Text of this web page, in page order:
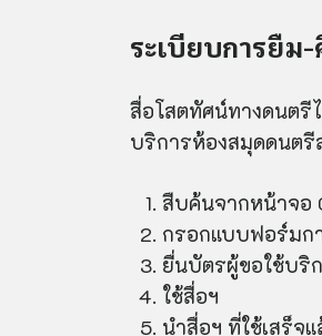
ระเบียบการยืม
สื่อโสตทัศน์ทางดนตรี
บริการห้องสมุดดนตรี
สืบค้นจากหน้าจอ
กรอกแบบฟอร์มก
ยื่นบัตรผู้ขอใช้บริ
ใช้สื่อฯ
นำสื่อฯ ที่ใช้เสร็จ